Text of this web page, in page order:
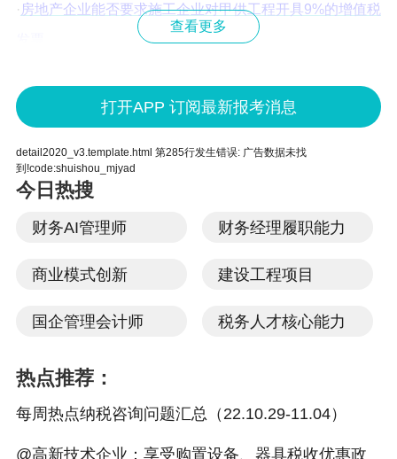
· 房地产企业能否要求施工企业对甲供工程开具9%的增值税
·企业购入牛羊养殖一段时间再出售是否免征企业所得税
·租赁个人住房用于办公使用，个人出租住房是否免征土地
使用税
城建税、教育费附加不能准确计算，土增税清算时如何扣
填报印花税税源明细表时哪些应税凭证可以汇总填报
·企业受托从事饲养牛羊取得所得可以享受免征企业所得税
查看更多
打开APP 订阅最新报考消息
detail2020_v3.template.html 第285行发生错误: 广告数据未找
到!code:shuishou_mjyad
今日热搜
财务AI管理师 财务经理履职能力
商业模式创新 建设工程项目
国企管理会计师 税务人才核心能力
热点推荐：
每周热点纳税咨询问题汇总（22.10.29-11.04）
@高新技术企业：享受购置设备、器具税收优惠政